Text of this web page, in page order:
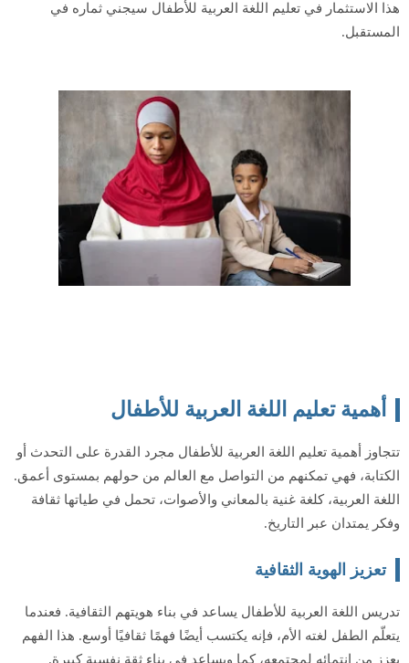
هذا الاستثمار في تعليم اللغة العربية للأطفال سيجني ثماره في
المستقبل.
أهمية تعليم اللغة العربية للأطفال
تتجاوز أهمية تعليم اللغة العربية للأطفال مجرد القدرة على التحدث أو
الكتابة، فهي تمكنهم من التواصل مع العالم من حولهم بمستوى أعمق.
اللغة العربية، كلغة غنية بالمعاني والأصوات، تحمل في طياتها ثقافة
وفكر يمتدان عبر التاريخ.
تعزيز الهوية الثقافية
تدريس اللغة العربية للأطفال يساعد في بناء هويتهم الثقافية. فعندما
يتعلّم الطفل لغته الأم، فإنه يكتسب أيضًا فهمًا ثقافيًا أوسع. هذا الفهم
يعزز من انتمائه لمجتمعه، كما ويساعد في بناء ثقة نفسية كبيرة.